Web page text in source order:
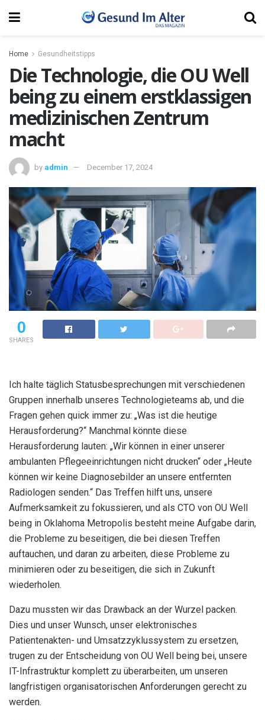
Home Gesundheitstipps
Die Technologie, die OU Well
being zu einem erstklassigen
medizinischen Zentrum
macht
by admin December 17, 2024
0
SHARES
Ich halte täglich Statusbesprechungen mit verschiedenen
Gruppen innerhalb unseres Technologieteams ab, und die
Fragen gehen quick immer zu: „Was ist die heutige
Herausforderung?“ Manchmal könnte diese
Herausforderung lauten: „Wir können in einer unserer
ambulanten Pflegeeinrichtungen nicht drucken“ oder „Heute
können wir keine Diagnosebilder an unsere entfernten
Radiologen senden.“ Das Treffen hilft uns, unsere
Aufmerksamkeit zu fokussieren, und als CTO von OU Well
being in Oklahoma Metropolis besteht meine Aufgabe darin,
die Probleme zu beseitigen, die bei diesen Treffen
auftauchen, und daran zu arbeiten, diese Probleme zu
minimieren oder zu beseitigen, die sich in Zukunft
wiederholen.
Dazu mussten wir das Drawback an der Wurzel packen.
Dies und unser Wunsch, unser elektronisches
Patientenakten- und Umsatzzyklussystem zu ersetzen,
trugen zu der Entscheidung von OU Well being bei, unsere
IT-Infrastruktur komplett zu überarbeiten, um unseren
langfristigen organisatorischen Anforderungen gerecht zu
werden.